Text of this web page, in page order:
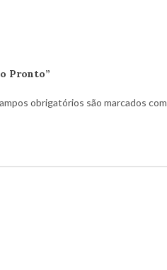
Pronto”
obrigatórios são marcados com